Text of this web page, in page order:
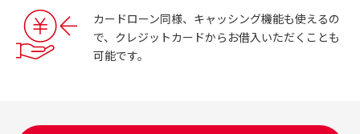
カードローン同様、キャッシング機能も使えるの
で、クレジットカードからお借入いただくことも
可能です。